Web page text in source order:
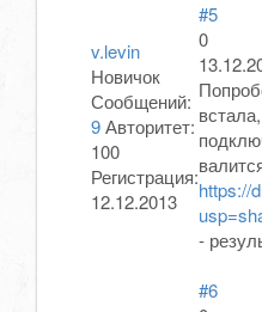
v.levin
Новичок
Сообщений:
9Авторитет:
100
Регистрация:
12.12.2013
#5
0
https://
-
#6